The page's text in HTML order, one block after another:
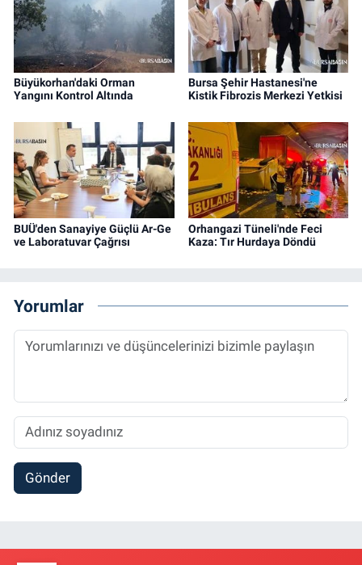
Büyükorhan'daki Orman
Yangını Kontrol Altında
Bursa Şehir Hastanesi'ne
Kistik Fibrozis Merkezi Yetkisi
BUÜ'den Sanayiye Güçlü Ar-Ge
ve Laboratuvar Çağrısı
Orhangazi Tüneli'nde Feci
Kaza: Tır Hurdaya Döndü
Yorumlar
Gönder